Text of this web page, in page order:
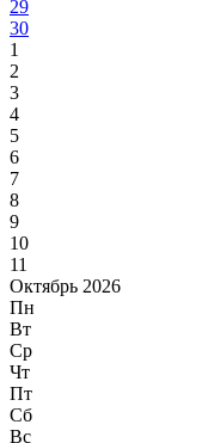
29
30
1
2
3
4
5
6
7
8
9
10
11
Октябрь 2026
Пн
Вт
Ср
Чт
Пт
Сб
Вс